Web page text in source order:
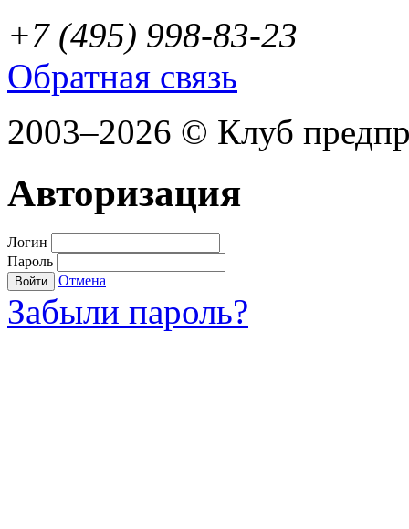
+7 (495) 998-83-23
Обратная связь
2003–2026 © Клуб
Авторизация
Логин
Пароль
Войти Отмена
Забыли пароль?